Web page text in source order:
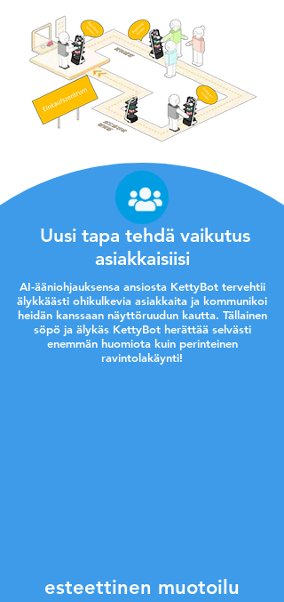
Uusi tapa tehdä vaikutus
asiakkaisiisi
AI-ääniohjauksensa ansiosta KettyBot tervehtii
älykkäästi ohikulkevia asiakkaita ja kommunikoi
heidän kanssaan näyttöruudun kautta. Tällainen
söpö ja älykäs KettyBot herättää selvästi
enemmän huomiota kuin perinteinen
ravintolakäynti!
esteettinen muotoilu